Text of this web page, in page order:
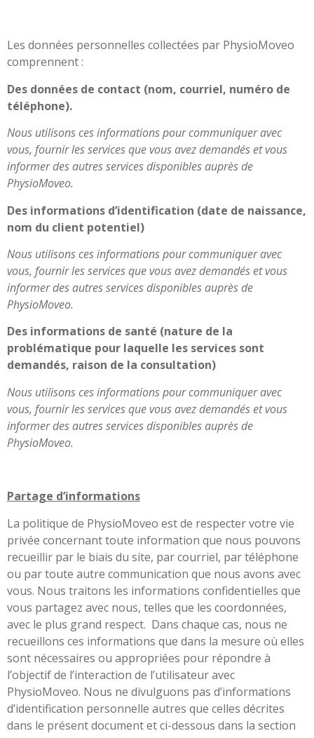
Les données personnelles collectées par PhysioMoveo
comprennent :
Des données de contact (nom, courriel, numéro de
téléphone).
Nous utilisons ces informations pour communiquer avec
vous, fournir les services que vous avez demandés et vous
informer des autres services disponibles auprès de
PhysioMoveo.
Des informations d’identification (date de naissance,
nom du client potentiel)
Nous utilisons ces informations pour communiquer avec
vous, fournir les services que vous avez demandés et vous
informer des autres services disponibles auprès de
PhysioMoveo.
Des informations de santé (nature de la
problématique pour laquelle les services sont
demandés, raison de la consultation)
Nous utilisons ces informations pour communiquer avec
vous, fournir les services que vous avez demandés et vous
informer des autres services disponibles auprès de
PhysioMoveo.
Partage d’informations
La politique de PhysioMoveo est de respecter votre vie
privée concernant toute information que nous pouvons
recueillir par le biais du site, par courriel, par téléphone
ou par toute autre communication que nous avons avec
vous. Nous traitons les informations confidentielles que
vous partagez avec nous, telles que les coordonnées,
avec le plus grand respect. Dans chaque cas, nous ne
recueillons ces informations que dans la mesure où elles
sont nécessaires ou appropriées pour répondre à
l’objectif de l’interaction de l’utilisateur avec
PhysioMoveo. Nous ne divulguons pas d’informations
d’identification personnelle autres que celles décrites
dans le présent document et ci-dessous dans la section